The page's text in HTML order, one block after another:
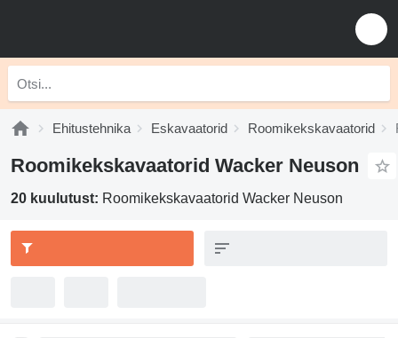
Ehitustehnika Eskavaatorid Roomikekskavaatorid
Roomikekskavaatorid Wacker Neuson
20 kuulutust: Roomikekskavaatorid Wacker Neuson